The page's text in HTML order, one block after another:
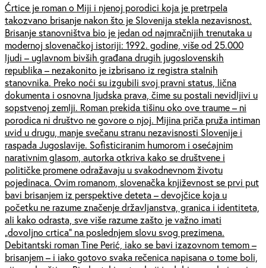
Ćrtice je roman o Miji i njenoj porodici koja je pretrpela
takozvano brisanje nakon što je Slovenija stekla nezavisnost.
Brisanje stanovništva bio je jedan od najmračnijih trenutaka u
modernoj slovenačkoj istoriji: 1992. godine, više od 25.000
ljudi – uglavnom bivših građana drugih jugoslovenskih
republika – nezakonito je izbrisano iz registra stalnih
stanovnika. Preko noći su izgubili svoj pravni status, lična
dokumenta i osnovna ljudska prava, čime su postali nevidljivi u
sopstvenoj zemlji. Roman prekida tišinu oko ove traume – ni
porodica ni društvo ne govore o njoj. Mijina priča pruža intiman
uvid u drugu, manje svečanu stranu nezavisnosti Slovenije i
raspada Jugoslavije. Sofisticiranim humorom i osećajnim
narativnim glasom, autorka otkriva kako se društvene i
političke promene odražavaju u svakodnevnom životu
pojedinaca. Ovim romanom, slovenačka književnost se prvi put
bavi brisanjem iz perspektive deteta – devojčice koja u
početku ne razume značenje državljanstva, granica i identiteta,
ali kako odrasta, sve više razume zašto je važno imati
„dovoljno crtica” na poslednjem slovu svog prezimena.
Debitantski roman Tine Perić, iako se bavi izazovnom temom –
brisanjem – i iako gotovo svaka rečenica napisana o tome boli,